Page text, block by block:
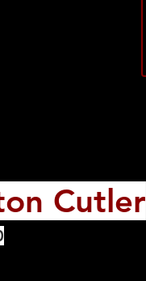
Cutler